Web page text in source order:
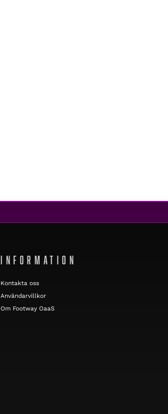
INFORMATION
Kontakta oss
Användarvillkor
Om Footway OaaS